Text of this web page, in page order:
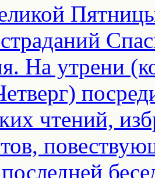
На утрени
чтений,